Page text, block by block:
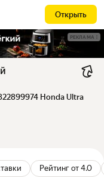
Открыть
РЕКЛАМА
Honda Ultra
Рейтинг от 4.0